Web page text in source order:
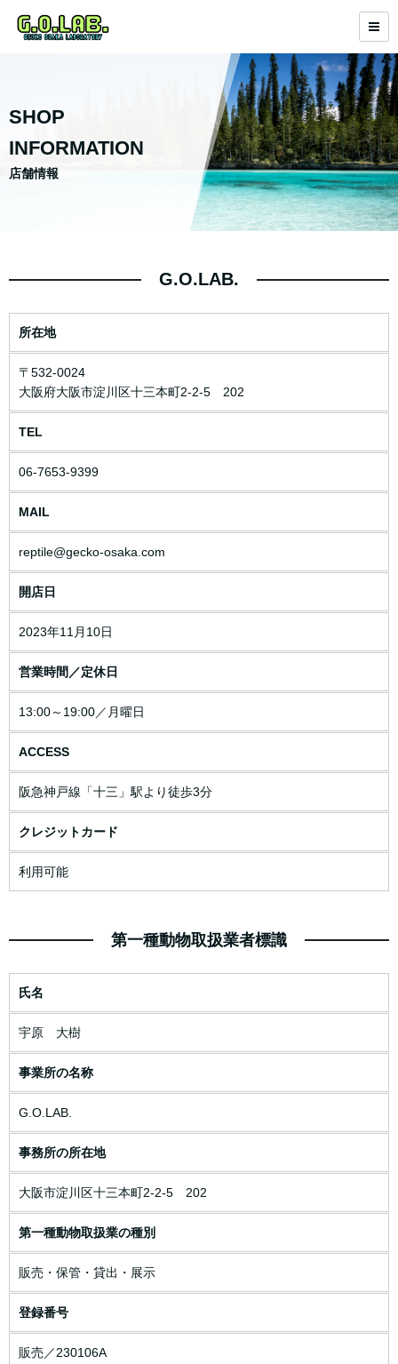
SHOP
INFORMATION
店舗情報
G.O.LAB.
所在地
〒532-0024
大阪府大阪市淀川区十三本町2-2-5 202
TEL
06-7653-9399
MAIL
reptile@gecko-osaka.com
開店日
2023年11月10日
営業時間／定休日
13:00～19:00／月曜日
ACCESS
阪急神戸線「十三」駅より徒歩3分
クレジットカード
利用可能
第一種動物取扱業者標識
氏名
宇原 大樹
事業所の名称
G.O.LAB.
事務所の所在地
大阪市淀川区十三本町2-2-5 202
第一種動物取扱業の種別
販売・保管・貸出・展示
登録番号
販売／230106A